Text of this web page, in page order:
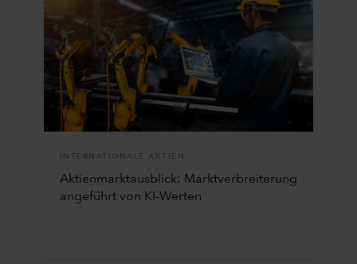
INTERNATIONALE AKTIEN
Aktienmarktausblick: Marktverbreiterung
angeführt von KI-Werten